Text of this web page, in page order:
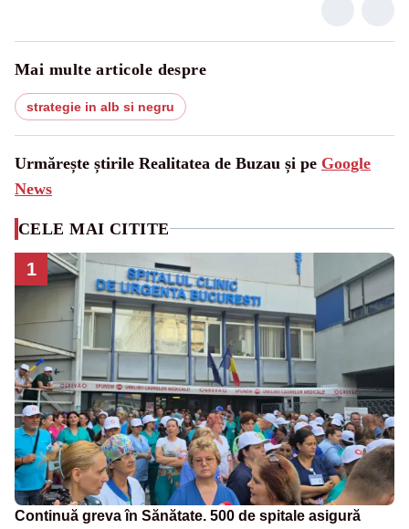
Mai multe articole despre
strategie in alb si negru
Urmărește știrile Realitatea de Buzau și pe Google
News
CELE MAI CITITE
1
Continuă greva în Sănătate. 500 de spitale asigură